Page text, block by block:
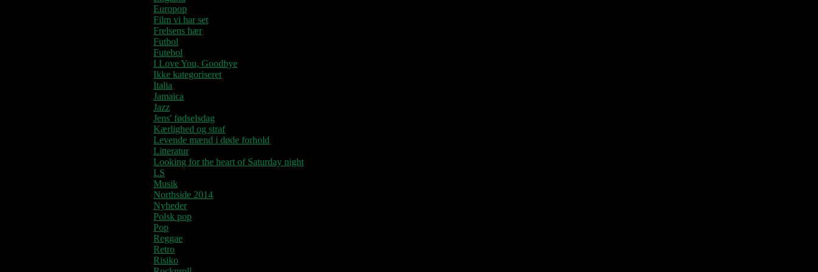
Europop
Film vi har set
Frelsens hær
Futbol
Futebol
I Love You, Goodbye
Ikke kategoriseret
Italia
Jamaica
Jazz
Jens' fødselsdag
Kærlighed og straf
Levende mænd i døde forhold
Litteratur
Looking for the heart of Saturday night
LS
Musik
Northside 2014
Nyheder
Polsk pop
Pop
Reggae
Retro
Risiko